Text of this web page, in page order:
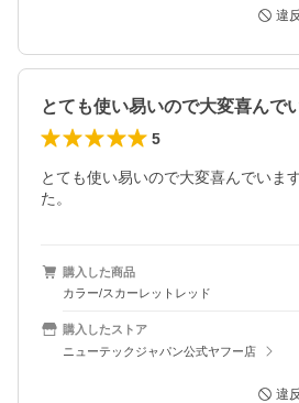
違
5
とても使い易いので大変喜んでいま
た。
購入した商品
カラー/スカーレットレッド
購入したストア
ニューテックジャパン公式ヤフー店
違